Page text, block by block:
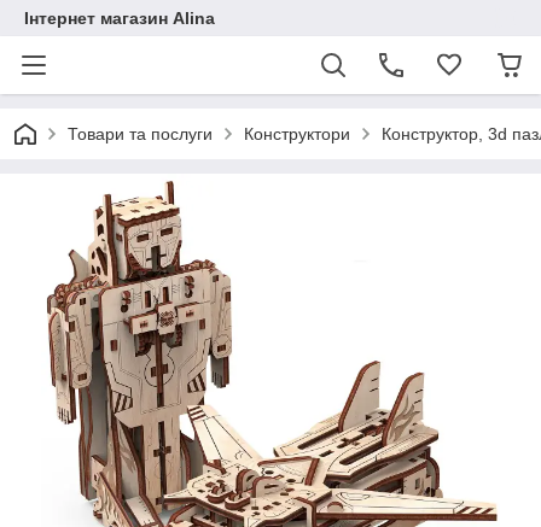
Інтернет магазин Alina
Товари та послуги Конструктори Конструктор, 3d